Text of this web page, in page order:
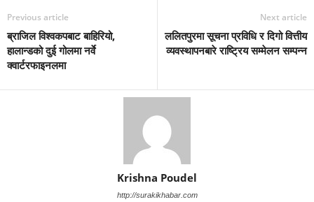
Previous article
ब्राजिल विश्वकपबाट बाहिरियो,
हालान्डको दुई गोलमा नर्वे
क्वार्टरफाइनलमा
Next article
ललितपुरमा सूचना प्रविधि र दिगो वित्तीय
व्यवस्थापनबारे राष्ट्रिय सम्मेलन सम्पन्न
Krishna Poudel
http://surakikhabar.com